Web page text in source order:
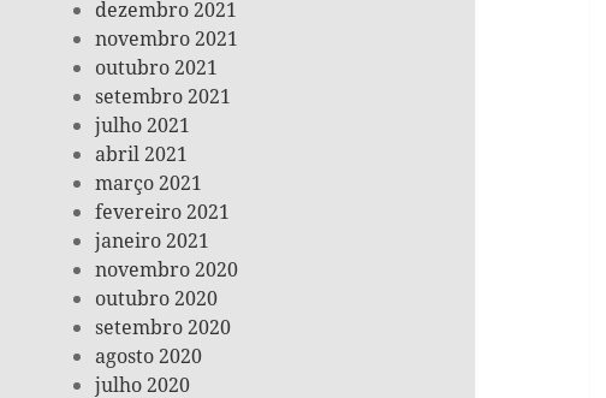
dezembro 2021
novembro 2021
outubro 2021
setembro 2021
julho 2021
abril 2021
março 2021
fevereiro 2021
janeiro 2021
novembro 2020
outubro 2020
setembro 2020
agosto 2020
julho 2020